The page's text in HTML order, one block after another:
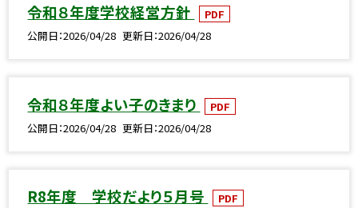
令和８年度学校経営方針
PDF
公開日 2026/04/28 更新日 2026/04/28
令和８年度よい子のきまり
PDF
公開日 2026/04/28 更新日 2026/04/28
R8年度 学校だより５月号
PDF